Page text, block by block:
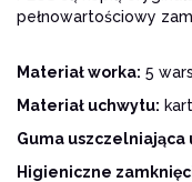
pełnowartościowy
Materiał worka: 5
Materiał uchwytu:
Guma uszczelniająca
Higieniczne